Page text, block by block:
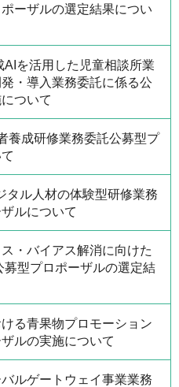
ーザルの選定結果につい
を活用した児童相談所業
・導入業務委託に係る公
ついて
養成研修業務委託公募型プ
タル人材の体験型研修業務
ルについて
・バイアス解消に向けた
型プロポーザルの選定結
る青果物プロモーション
ルの実施について
ルゲートウェイ事業業務